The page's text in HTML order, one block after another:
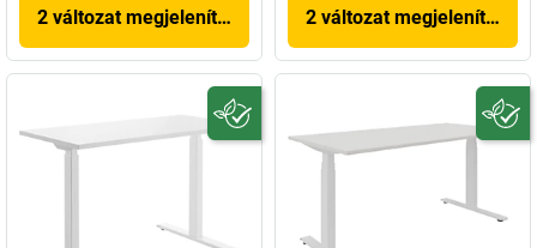
2 változat megjelenítése 2 változat megjelenítése